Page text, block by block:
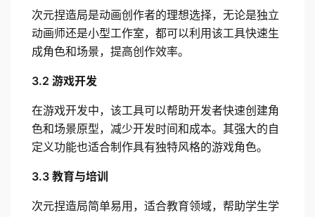
次元捏造局是动画创作者的理想选择，无论是独立
动画师还是小型工作室，都可以利用该工具快速生
成角色和场景，提高创作效率。
3.2 游戏开发
在游戏开发中，该工具可以帮助开发者快速创建角
色和场景原型，减少开发时间和成本。其强大的自
定义功能也适合制作具有独特风格的游戏角色。
3.3 教育与培训
次元捏造局简单易用，适合教育领域，帮助学生学